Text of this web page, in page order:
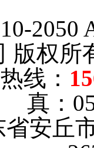
2050
版权
线：
真：
省安丘